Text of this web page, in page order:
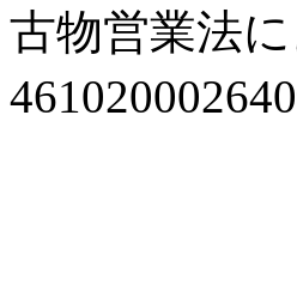
古物営業法